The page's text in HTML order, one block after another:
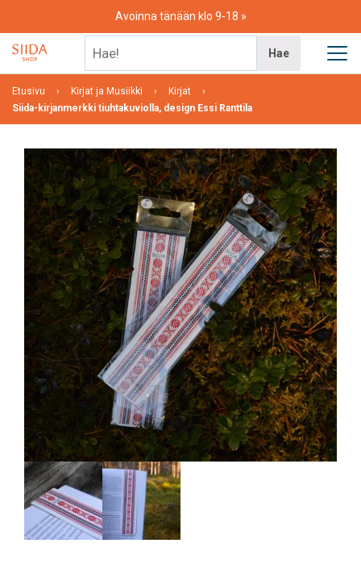
content
Avoinna tänään klo 9-18
Hae
Etusivu Kirjat ja Musiikki
Kirjat
Siida-kirjanmerkki tiuhtakuviolla, design Essi Ranttila